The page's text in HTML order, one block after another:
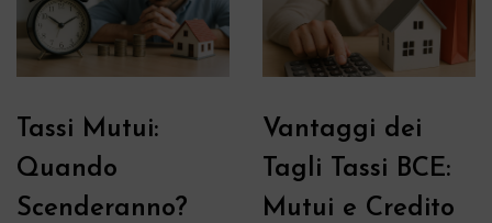
Tassi Mutui:
Quando
Scenderanno?
Vantaggi dei
Tagli Tassi BCE:
Mutui e Credito